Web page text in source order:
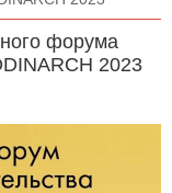
форума
2023